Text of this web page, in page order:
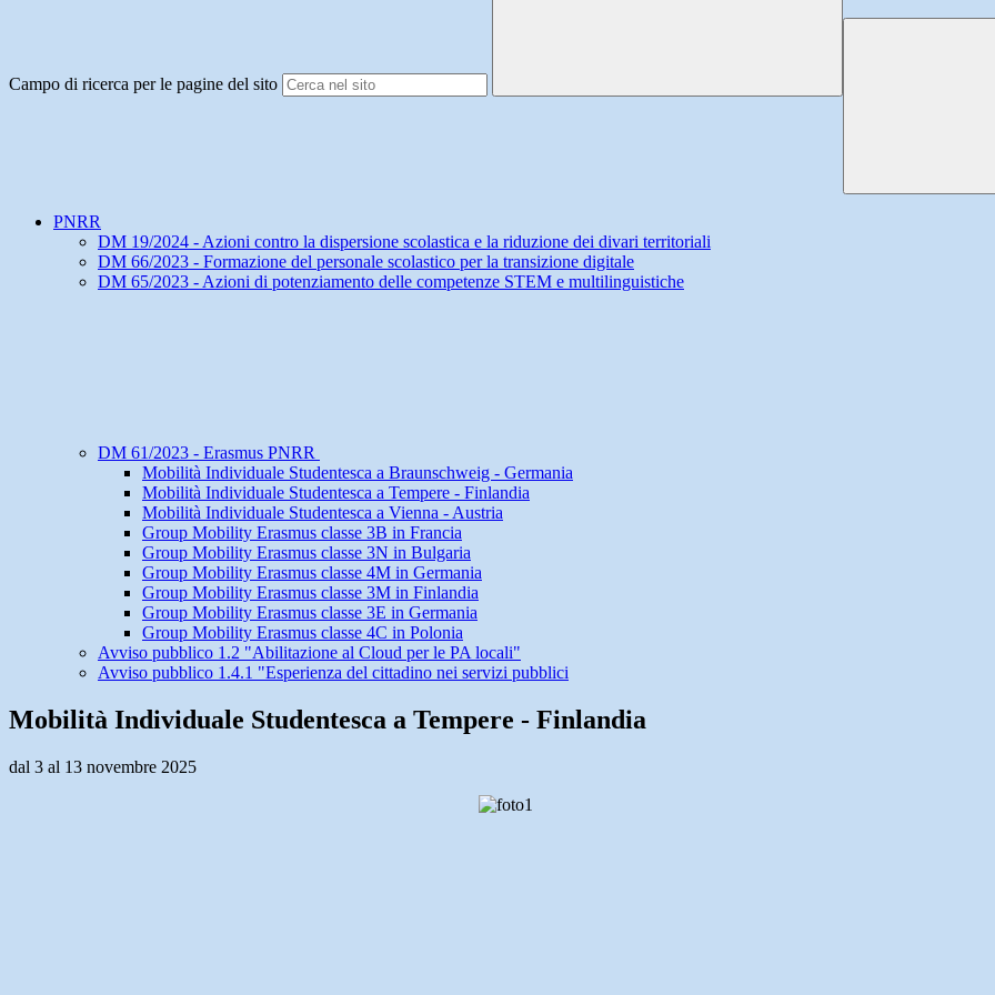
Campo di ricerca per le pagine del sito
PNRR
DM 19/2024 - Azioni contro la dispersione scolastica e la riduzione dei divari territoriali
DM 66/2023 - Formazione del personale scolastico per la transizione digitale
DM 65/2023 - Azioni di potenziamento delle competenze STEM e multilinguistiche
DM 61/2023 - Erasmus PNRR
Mobilità Individuale Studentesca a Braunschweig - Germania
Mobilità Individuale Studentesca a Tempere - Finlandia
Mobilità Individuale Studentesca a Vienna - Austria
Group Mobility Erasmus classe 3B in Francia
Group Mobility Erasmus classe 3N in Bulgaria
Group Mobility Erasmus classe 4M in Germania
Group Mobility Erasmus classe 3M in Finlandia
Group Mobility Erasmus classe 3E in Germania
Group Mobility Erasmus classe 4C in Polonia
Avviso pubblico 1.2 "Abilitazione al Cloud per le PA locali"
Avviso pubblico 1.4.1 "Esperienza del cittadino nei servizi pubblici
Mobilità Individuale Studentesca a Tempere - Finlandia
dal 3 al 13 novembre 2025